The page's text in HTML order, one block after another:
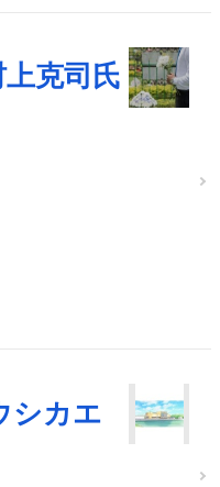
克司氏
シカエ